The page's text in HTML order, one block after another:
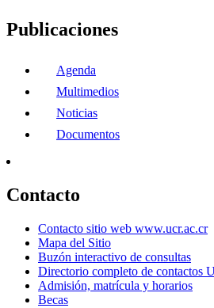
Publicaciones
Agenda
Multimedios
Noticias
Documentos
Contacto
Contacto sitio web www.ucr.ac.cr
Mapa del Sitio
Buzón interactivo de consultas
Directorio completo de contactos
Admisión, matrícula y horarios
Becas